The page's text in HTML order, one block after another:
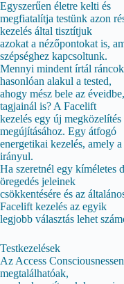
Egyszerűen életre kelti és
megfiatalítja testünk azon
kezelés által tisztítjuk
azokat a nézőpontokat is,
szépséghez kapcsoltunk.
Mennyi mindent írtál
hasonlóan alakul a tested,
ahogy mész bele az
tagjainál is? A Facelift
kezelés egy új
megújításához. Egy átfogó
energetikai kezelés, amely
irányul.
Ha szeretnél egy kíméletes
öregedés jeleinek
csökkentésére és az
Facelift kezelés az egyik
legjobb választás lehet
Testkezelések
Az Access
megtalálhatóak,